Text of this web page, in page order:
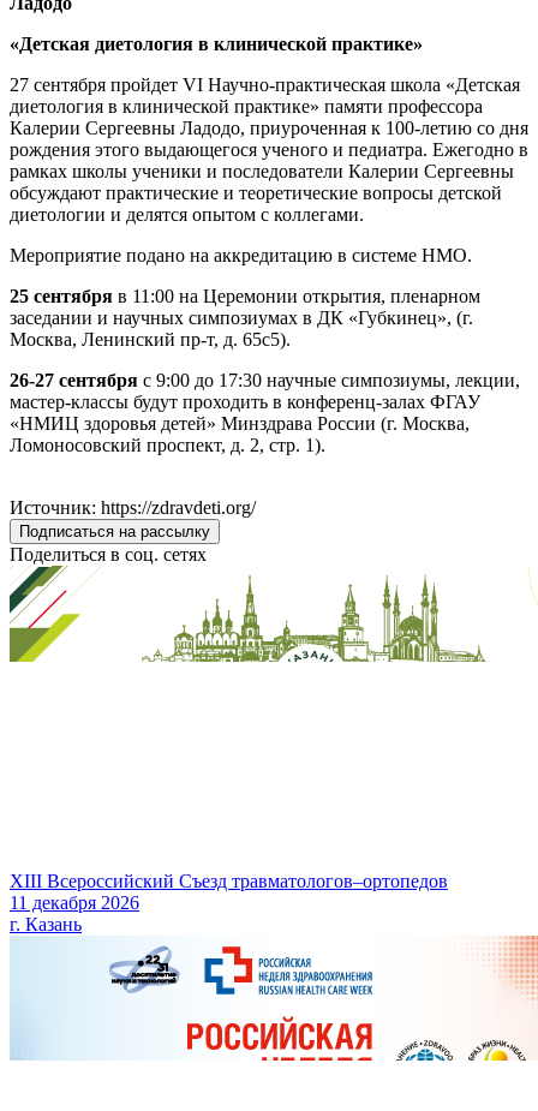
«Детская диетология в клинической практике»
27 сентября пройдет VI Научно-практическая школа «Детская
диетология в клинической практике» памяти профессора
Калерии Сергеевны Ладодо, приуроченная к 100-летию со дня
рождения этого выдающегося ученого и педиатра. Ежегодно в
рамках школы ученики и последователи Калерии Сергеевны
обсуждают практические и теоретические вопросы детской
диетологии и делятся опытом с коллегами.
Мероприятие подано на аккредитацию в системе НМО.
25 сентября в 11:00 на Церемонии открытия, пленарном
заседании и научных симпозиумах в ДК «Губкинец», (г.
Москва, Ленинский пр-т, д. 65с5).
26-27 сентября с 9:00 до 17:30 научные симпозиумы, лекции,
мастер-классы будут проходить в конференц-залах ФГАУ
«НМИЦ здоровья детей» Минздрава России (г. Москва,
Ломоносовский проспект, д. 2, стр. 1).
Источник: https://zdravdeti.org/
Подписаться на рассылку
Поделиться в соц. сетях
XIII Всероссийский Съезд травматологов–ортопедов
11 декабря 2026
г. Казань